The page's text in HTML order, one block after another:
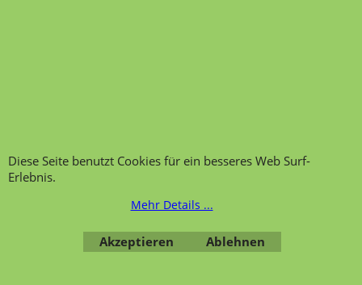
Kategorien,Kontaktformular
Datenschutz
Diese Seite benutzt Cookies für ein besseres Web Surf-
Erlebnis.
Mehr Details ...
Akzeptieren Ablehnen